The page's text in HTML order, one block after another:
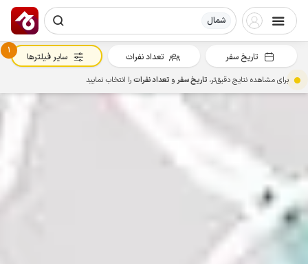
شمال
تاریخ سفر تعداد نفرات
1
سایر فیلترها
برای مشاهده نتایج دقیق‌تر، تاریخ سفرو تعداد نفراترا انتخاب نمایید